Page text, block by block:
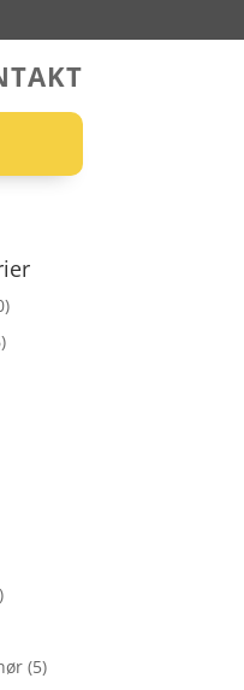
(5)